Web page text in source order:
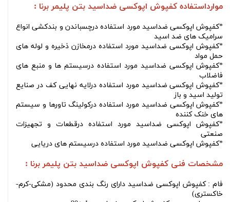
موارداستفاده کفپوش اپوکسی ضداسید بتن پلیمر برنا :
*کفپوش اپوکسی ضداسید مورد استفاده درچسباندن و بندکشی انواع
سرامیک های ضد اسید
*کفپوش اپوکسی ضداسید مورد استفاده درمخازن ذخیره و لوله های
حمل مواد
*کفپوش اپوکسی ضداسید مورد استفاده درسیستم ها و منبع های
فاضلاب
*کفپوش اپوکسی ضداسید مورد استفاده درلایه نهایی کف در صنایع
تولید اسید و باز
*کفپوش اپوکسی ضداسید مورد استفاده درکولینگ تاورها و سیستم
های خنک کننده
*کفپوش اپوکسی ضداسید مورد استفاده درقطعات و تجهیزات
صنعتی
*کفپوش اپوکسی ضداسید مورد استفاده درسیستم های دریایی
مشخصات فنی کفپوش اپوکسی ضداسید بتن پلیمر برنا :
فام : کفپوش اپوکسی ضداسید دارای رنگ بندی محدود (مشکی-کرم-
خاکستری)